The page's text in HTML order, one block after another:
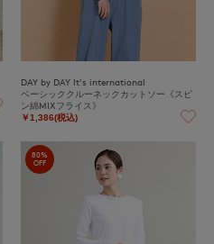
DAY by DAY It's international
ベーシッククルーネックカットソー《スビ
ン綿MIXフライス》
￥1,386(税込)
80%
OFF